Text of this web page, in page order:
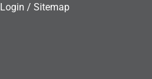
Login / Sitemap